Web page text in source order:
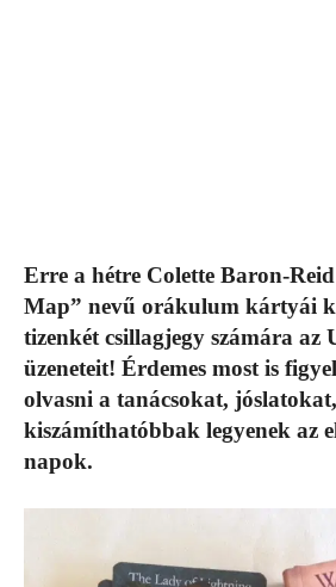
Erre a hétre Colette Baron-
Map” nevű orákulum kártyái
tizenkét csillagjegy számára az
üzeneteit! Érdemes most is
olvasni a tanácsokat,
kiszámíthatóbbak legyenek az
napok.